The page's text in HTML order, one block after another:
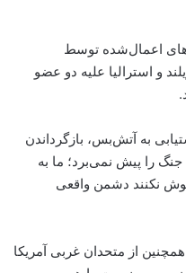
اعمال‌شده توسط
و استرالیا علیه دو عضو
به آتش‌بس، بازگرداندن
جنگ را پیش نمی‌برد؛ ما به
نکنند دشمن واقعی
از متحدان غربی آمریکا